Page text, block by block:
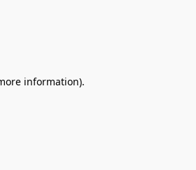
information).